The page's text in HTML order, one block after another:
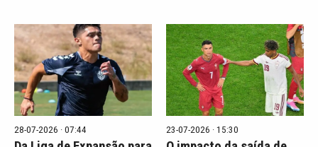
28-07-2026 · 07:44 23-07-2026 · 15:30